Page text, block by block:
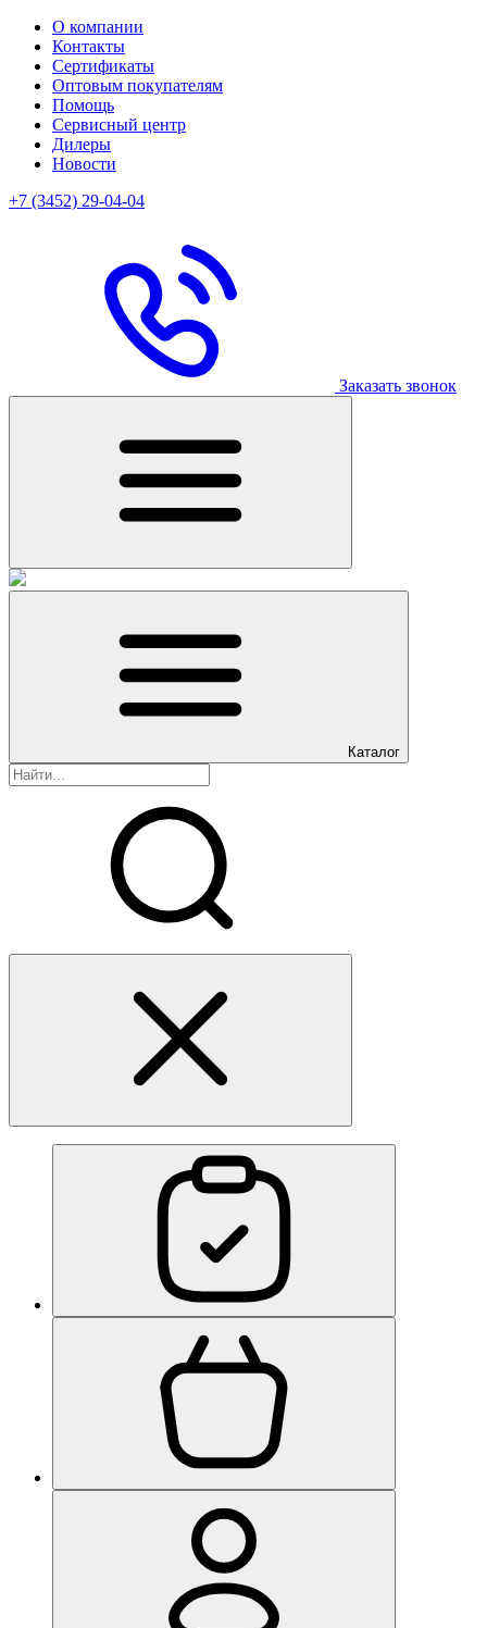
О компании
Контакты
Сертификаты
Оптовым покупателям
Помощь
Сервисный центр
Дилеры
Новости
+7 (3452) 29-04-04
Заказать звонок
Каталог